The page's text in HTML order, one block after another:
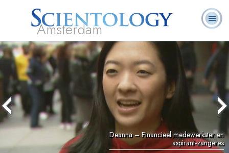
Amsterdam
Over
Ons
L. Ron
Hubbard
Wat is
Scientology?
Pastoraal
Werkers
Veelgestelde
Boeken
Deanna – Financieel medewerkster en
aspirant-zangeres